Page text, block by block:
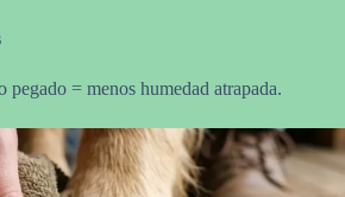
= menos humedad atrapada.